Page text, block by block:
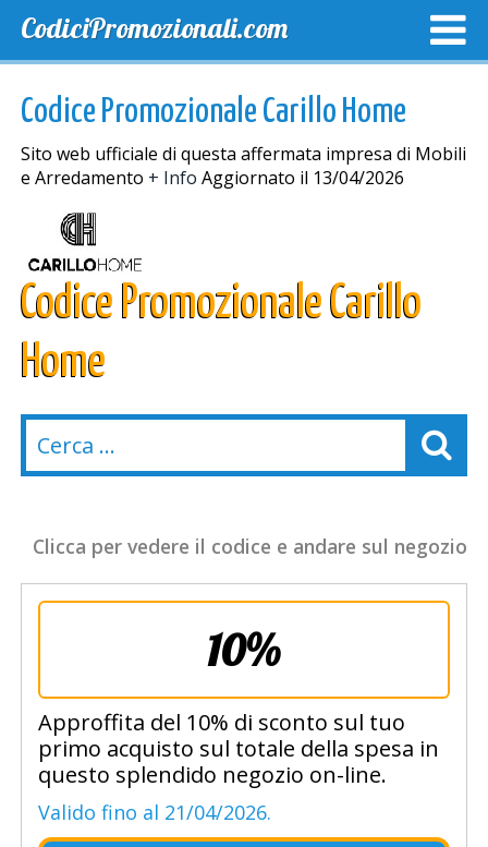
CodiciPromozionali.com
Codice Promozionale Carillo Home
Sito web ufficiale di questa affermata impresa di Mobili
e Arredamento + Info Aggiornato il 13/04/2026
Codice Promozionale Carillo
Home
Clicca per vedere il codice e andare sul negozio
10%
Approffita del 10% di sconto sul tuo
primo acquisto sul totale della spesa in
questo splendido negozio on-line.
Valido fino al 21/04/2026.